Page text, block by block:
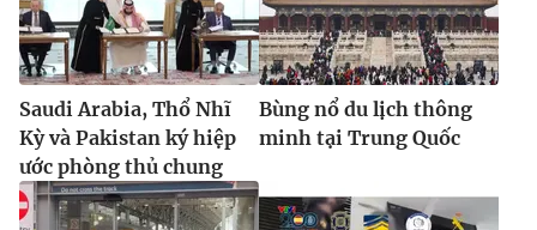
Saudi Arabia, Thổ Nhĩ
Kỳ và Pakistan ký hiệp
ước phòng thủ chung
Bùng nổ du lịch thông
minh tại Trung Quốc